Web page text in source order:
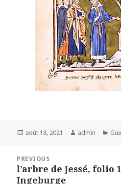
Posted
août 18, 2021 Author
admin
l’article
PREVIOUS
Previous
post:
l’arbre de Jessé, folio
Ingeburge